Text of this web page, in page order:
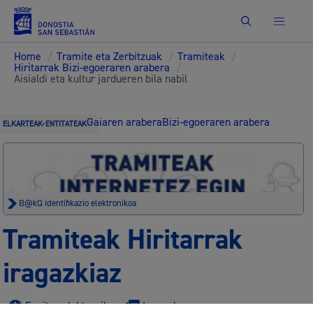
Bilatu
Home / Tramite eta Zerbitzuak / Tramiteak /
Hiritarrak Bizi-egoeraren arabera /
Aisialdi eta kultur jardueren bila nabil
ELKARTEAK-ENTITATEAKGaiaren araberaBizi-egoeraren arabera
B@kQ identifikazio elektronikoa
Tramiteak Hiritarrak
iragazkiaz
Egoitza elektronikoa Lege oharra